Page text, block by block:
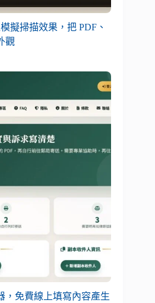
擬掃描效果，把 PDF、
觀
，免費線上填寫內容產生